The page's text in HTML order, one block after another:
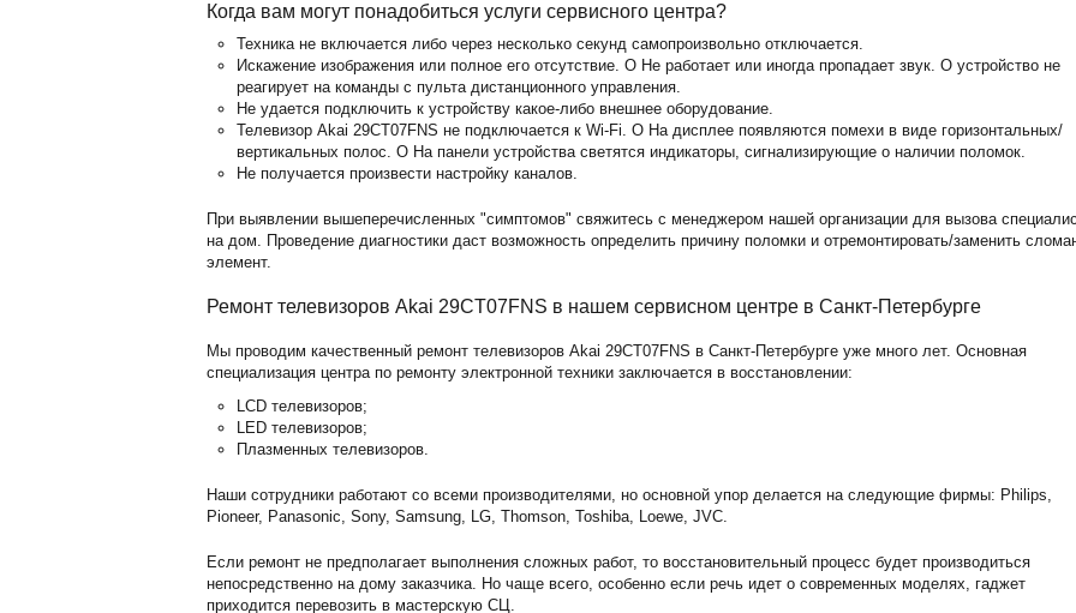
Когда вам могут понадобиться услуги сервисного центра?
Техника не включается либо через несколько секунд самопроизвольно отключается.
Искажение изображения или полное его отсутствие. O Не работает или иногда пропадает звук. O устройство не
реагирует на команды с пульта дистанционного управления.
Не удается подключить к устройству какое-либо внешнее оборудование.
Телевизор Akai 29CT07FNS не подключается к Wi-Fi. O На дисплее появляются помехи в виде горизонтальных/
вертикальных полос. O На панели устройства светятся индикаторы, сигнализирующие о наличии поломок.
Не получается произвести настройку каналов.
При выявлении вышеперечисленных "симптомов" свяжитесь с менеджером нашей организации для вызова
на дом. Проведение диагностики даст возможность определить причину поломки и отремонтировать/заменить
элемент.
Ремонт телевизоров Akai 29CT07FNS в нашем сервисном центре в Санкт-Петербурге
Мы проводим качественный ремонт телевизоров Akai 29CT07FNS в Санкт-Петербурге уже много лет. Основная
специализация центра по ремонту электронной техники заключается в восстановлении:
LCD телевизоров;
LED телевизоров;
Плазменных телевизоров.
Наши сотрудники работают со всеми производителями, но основной упор делается на следующие фирмы: Philips,
Pioneer, Panasonic, Sony, Samsung, LG, Thomson, Toshiba, Loewe, JVC.
Если ремонт не предполагает выполнения сложных работ, то восстановительный процесс будет производиться
непосредственно на дому заказчика. Но чаще всего, особенно если речь идет о современных моделях, гаджет
приходится перевозить в мастерскую СЦ.